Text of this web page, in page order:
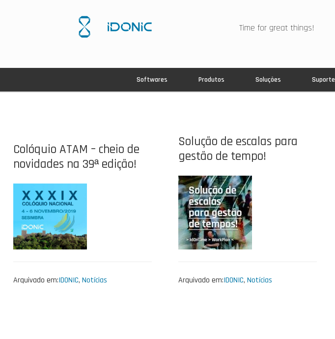
Time for great things!
Softwares Produtos Soluções Suporte
Colóquio ATAM – cheio de
novidades na 39ª edição!
Arquivado em:IDONIC, Notícias
Solução de escalas para
gestão de tempo!
Arquivado em:IDONIC, Notícias